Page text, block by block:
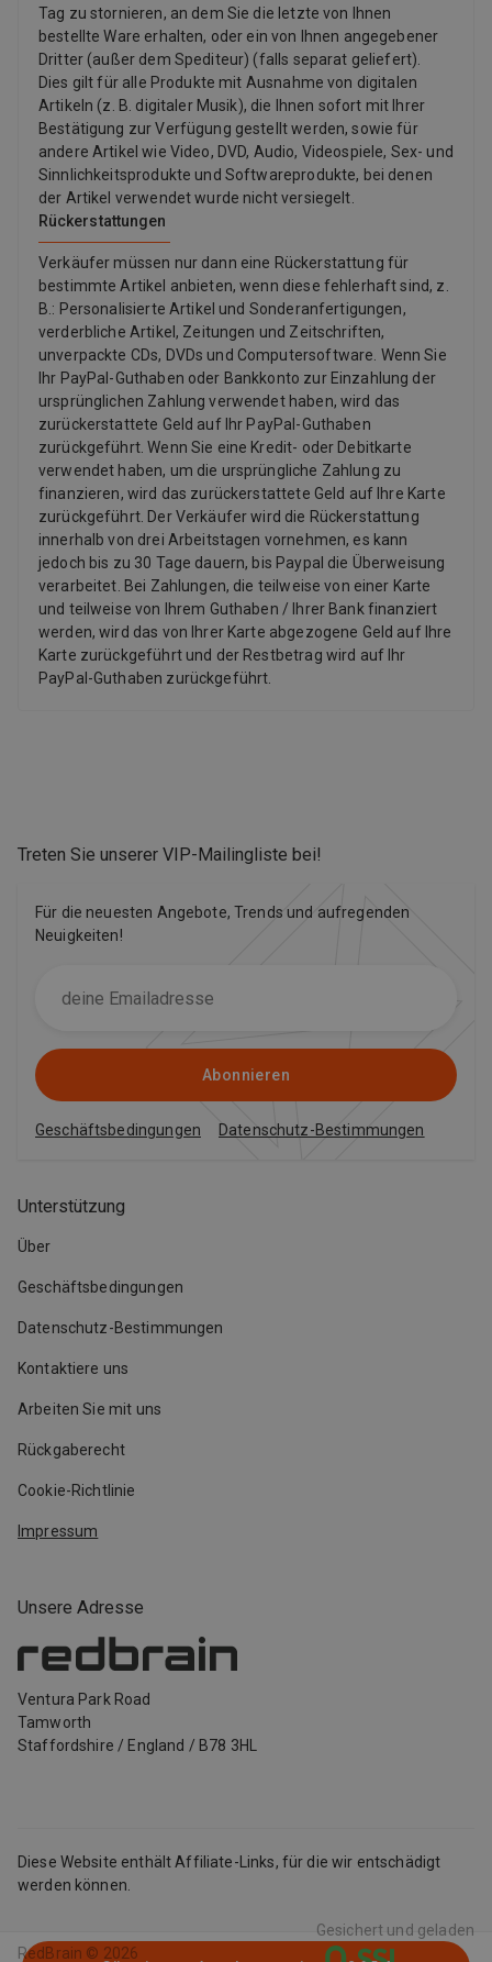
Tag zu stornieren, an dem Sie die letzte von Ihnen
bestellte Ware erhalten, oder ein von Ihnen angegebener
Dritter (außer dem Spediteur) (falls separat geliefert).
Dies gilt für alle Produkte mit Ausnahme von digitalen
Artikeln (z. B. digitaler Musik), die Ihnen sofort mit Ihrer
Bestätigung zur Verfügung gestellt werden, sowie für
andere Artikel wie Video, DVD, Audio, Videospiele, Sex- und
Sinnlichkeitsprodukte und Softwareprodukte, bei denen
der Artikel verwendet wurde nicht versiegelt.
Rückerstattungen
Verkäufer müssen nur dann eine Rückerstattung für
bestimmte Artikel anbieten, wenn diese fehlerhaft sind, z.
B.: Personalisierte Artikel und Sonderanfertigungen,
verderbliche Artikel, Zeitungen und Zeitschriften,
unverpackte CDs, DVDs und Computersoftware. Wenn Sie
Ihr PayPal-Guthaben oder Bankkonto zur Einzahlung der
ursprünglichen Zahlung verwendet haben, wird das
zurückerstattete Geld auf Ihr PayPal-Guthaben
zurückgeführt. Wenn Sie eine Kredit- oder Debitkarte
verwendet haben, um die ursprüngliche Zahlung zu
finanzieren, wird das zurückerstattete Geld auf Ihre Karte
zurückgeführt. Der Verkäufer wird die Rückerstattung
innerhalb von drei Arbeitstagen vornehmen, es kann
jedoch bis zu 30 Tage dauern, bis Paypal die Überweisung
verarbeitet. Bei Zahlungen, die teilweise von einer Karte
und teilweise von Ihrem Guthaben / Ihrer Bank finanziert
werden, wird das von Ihrer Karte abgezogene Geld auf Ihre
Karte zurückgeführt und der Restbetrag wird auf Ihr
PayPal-Guthaben zurückgeführt.
Unsere Adresse
Ventura Park Road
Tamworth
Staffordshire / England / B78 3HL
Unterstützung
Über
Geschäftsbedingungen
Datenschutz-Bestimmungen
Kontaktiere uns
Arbeiten Sie mit uns
Rückgaberecht
Cookie-Richtlinie
Impressum
Treten Sie unserer VIP-Mailingliste bei!
Für die neuesten Angebote, Trends und aufregenden
Neuigkeiten!
Abonnieren
Geschäftsbedingungen Datenschutz-Bestimmungen
Diese Website enthält Affiliate-Links, für die wir entschädigt
werden können.
RedBrain © 2026
Gesichert und geladen